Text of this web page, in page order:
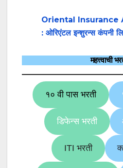
Oriental Insurance
: ओरिएंटल इन्शुरन्स कंपनी
महत्त्वाची
१० वी पास भरती
डिफेन्स भरती
ITI भरती